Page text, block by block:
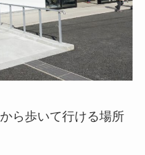
ら歩いて行ける場所